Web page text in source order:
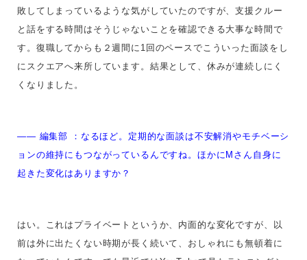
敗してしまっているような気がしていたのですが、支援クルー
と話をする時間はそうじゃないことを確認できる大事な時間で
す。復職してからも２週間に1回のペースでこういった面談をし
にスクエアへ来所しています。結果として、休みが連続しにく
くなりました。
—— 編集部 ： なるほど。定期的な面談は不安解消やモチベーシ
ョンの維持にもつながっているんですね。ほかにMさん自身に
起きた変化はありますか？
はい。これはプライベートというか、内面的な変化ですが、以
前は外に出たくない時期が長く続いて、おしゃれにも無頓着に